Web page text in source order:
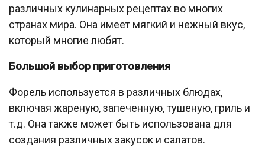
различных кулинарных рецептах во многих
странах мира. Она имеет мягкий и нежный вкус,
который многие любят.
Большой выбор приготовления
Форель используется в различных блюдах,
включая жареную, запеченную, тушеную, гриль и
т.д. Она также может быть использована для
создания различных закусок и салатов.